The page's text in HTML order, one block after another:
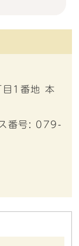
1番地 本
番号: 079-